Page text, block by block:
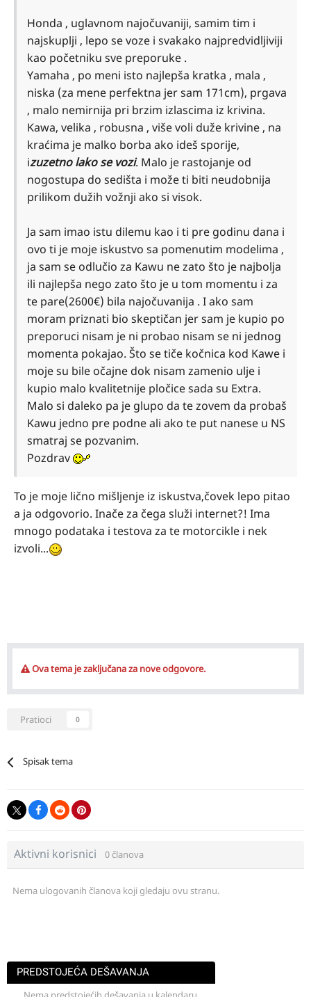
Honda , uglavnom najočuvaniji, samim tim i
najskuplji , lepo se voze i svakako najpredvidljiviji
kao početniku sve preporuke .
Yamaha , po meni isto najlepša kratka , mala ,
niska (za mene perfektna jer sam 171cm), prgava
, malo nemirnija pri brzim izlascima iz krivina.
Kawa, velika , robusna , više voli duže krivine , na
kraćima je malko borba ako ideš sporije,
izuzetno lako se vozi. Malo je rastojanje od
nogostupa do sedišta i može ti biti neudobnija
prilikom dužih vožnji ako si visok.
Ja sam imao istu dilemu kao i ti pre godinu dana i
ovo ti je moje iskustvo sa pomenutim modelima ,
ja sam se odlučio za Kawu ne zato što je najbolja
ili najlepša nego zato što je u tom momentu i za
te pare(2600€) bila najočuvanija . I ako sam
moram priznati bio skeptičan jer sam je kupio po
preporuci nisam je ni probao nisam se ni jednog
momenta pokajao. Što se tiče kočnica kod Kawe i
moje su bile očajne dok nisam zamenio ulje i
kupio malo kvalitetnije pločice sada su Extra.
Malo si daleko pa je glupo da te zovem da probaš
Kawu jedno pre podne ali ako te put nanese u NS
smatraj se pozvanim.
Pozdrav
To je moje lično mišljenje iz iskustva,čovek lepo pitao
a ja odgovorio. Inače za čega služi internet?! Ima
mnogo podataka i testova za te motorcikle i nek
izvoli...
Ova tema je zaključana za nove odgovore.
Pratioci 0
Spisak tema
Aktivni korisnici 0 članova
Nema ulogovanih članova koji gledaju ovu stranu.
PREDSTOJEĆA DEŠAVANJA